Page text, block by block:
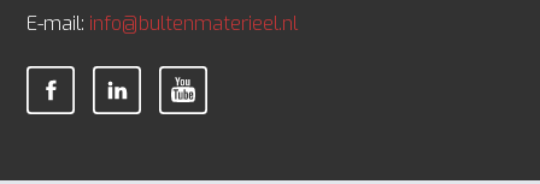
E-mail: info@bultenmaterieel.nl